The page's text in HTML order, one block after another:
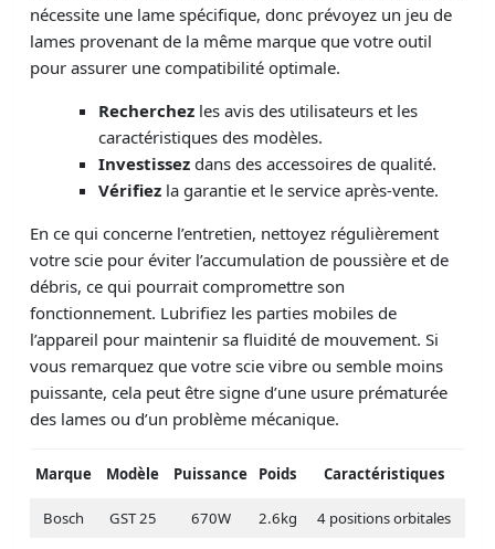
nécessite une lame spécifique, donc prévoyez un jeu de
lames provenant de la même marque que votre outil
pour assurer une compatibilité optimale.
Recherchez les avis des utilisateurs et les
caractéristiques des modèles.
Investissez dans des accessoires de qualité.
Vérifiez la garantie et le service après-vente.
En ce qui concerne l’entretien, nettoyez régulièrement
votre scie pour éviter l’accumulation de poussière et de
débris, ce qui pourrait compromettre son
fonctionnement. Lubrifiez les parties mobiles de
l’appareil pour maintenir sa fluidité de mouvement. Si
vous remarquez que votre scie vibre ou semble moins
puissante, cela peut être signe d’une usure prématurée
des lames ou d’un problème mécanique.
Marque Modèle Puissance Poids Caractéristiques
Bosch GST 25 670W 2.6kg
4 positions orbitales